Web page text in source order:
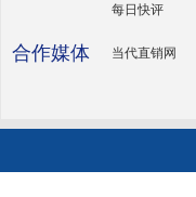
合作媒体
每日快评
当代直销网